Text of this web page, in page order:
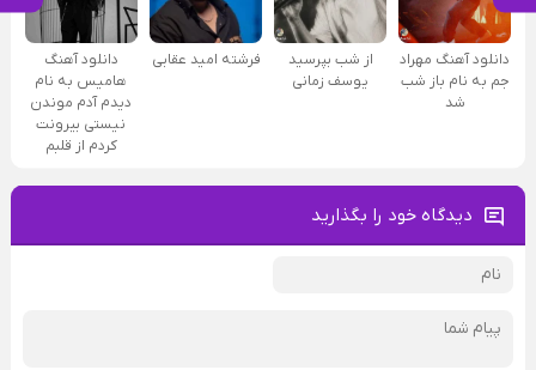
دانلود آهنگ مهراد
جم به نام باز شب
شد
از شب بپرسید
یوسف زمانی
فرشته امید عقابی
دانلود آهنگ
هامیس به نام
دیدم آدم موندن
نیستی بیرونت
کردم از قلبم
دیدگاه خود را بگذارید